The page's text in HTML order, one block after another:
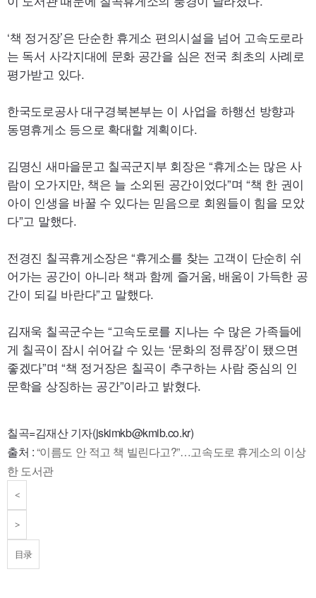
‘책 정거장’은 단순한 휴게소 편의시설을 넘어 고속도로라
는 독서 사각지대에 문화 공간을 심은 전국 최초의 사례로
평가받고 있다.
한국도로공사 대구경북본부는 이 사업을 하행선 방향과
동명휴게소 등으로 확대할 계획이다.
김명신 새마을문고 칠곡군지부 회장은 “휴게소는 많은 사
람이 오가지만, 책은 늘 소외된 공간이었다”며 “책 한 권이
아이 인생을 바꿀 수 있다는 믿음으로 회원들이 힘을 모았
다”고 말했다.
전경진 칠곡휴게소장은 “휴게소를 찾는 고객이 단순히 쉬
어가는 공간이 아니라 책과 함께 즐거움, 배움이 가득한 공
간이 되길 바란다”고 말했다.
김재욱 칠곡군수는 “고속도로를 지나는 수 많은 가족들에
게 칠곡이 잠시 쉬어갈 수 있는 ‘문화의 정류장’이 됐으면
좋겠다”며 “책 정거장은 칠곡이 추구하는 사람 중심의 인
문학을 상징하는 공간”이라고 밝혔다.
칠곡=김재산 기자(jskimkb@kmib.co.kr)
출처 :“이름도 안 적고 책 빌린다고?”…고속도로 휴게소의 이상
한 도서관
<
>
目录